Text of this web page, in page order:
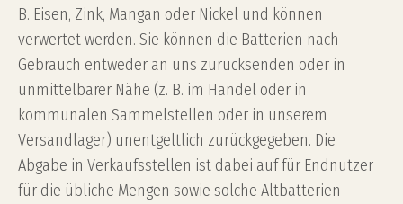
B. Eisen, Zink, Mangan oder Nickel und können
verwertet werden. Sie können die Batterien nach
Gebrauch entweder an uns zurücksenden oder in
unmittelbarer Nähe (z. B. im Handel oder in
kommunalen Sammelstellen oder in unserem
Versandlager) unentgeltlich zurückgegeben. Die
Abgabe in Verkaufsstellen ist dabei auf für Endnutzer
für die übliche Mengen sowie solche Altbatterien